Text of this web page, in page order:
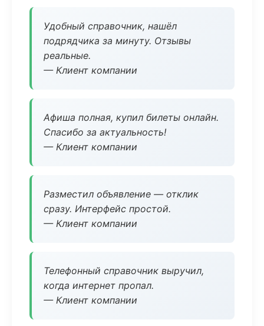
Удобный справочник, нашёл
подрядчика за минуту. Отзывы
реальные.
— Клиент компании
Афиша полная, купил билеты онлайн.
Спасибо за актуальность!
— Клиент компании
Разместил объявление — отклик
сразу. Интерфейс простой.
— Клиент компании
Телефонный справочник выручил,
когда интернет пропал.
— Клиент компании